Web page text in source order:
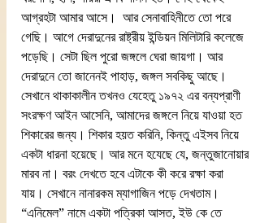
আগ্রহটা আমার আসে।  আর সেনাবাহিনীতে তো পরে
গেছি। আগে দেরাদুনের রাষ্ট্রীয় ইন্ডিয়ন মিলিটারি কলেজে
পড়েছি। সেটা ছিল পুরো জঙ্গলে ঘেরা জায়গা। আর
দেরাদুনে তো জানেনই পাহাড়, জঙ্গল সবকিছু আছে।
সেখানে থাকাকালীন তখনও যেহেতু ১৯৭২ এর বন্যপ্রাণী
সংরক্ষণ আইন আসেনি, আমাদের জঙ্গলে নিয়ে যাওয়া হত
শিকারের জন্য। শিকার হয়ত করিনি, কিন্তু এইসব নিয়ে
একটা ধারনা হয়েছে। আর মনে হযেছে যে, জন্তুজানোয়ার
মারব না। বরং দেখতে হবে এটাকে কী করে রক্ষা করা
যায়। সেখানে নানারকম ম্যাগাজিন পড়ে দেখতাম।
“এনিমেল” নামে একটা পত্রিকা আসত, ইউ কে তে